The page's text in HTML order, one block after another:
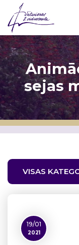
sejas
VISAS
19/01
2021